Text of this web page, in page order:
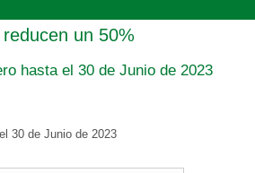
un 50%
hasta el 30 de Junio de 2023
30 de Junio de 2023